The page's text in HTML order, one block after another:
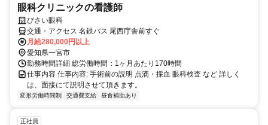
眼科クリニックの看護師
びさい眼科
交通・アクセス 名鉄バス 尾西庁舎前すぐ
月給280,000円以上
愛知県一宮市
勤務時間詳細 総労働時間：1ヶ月あたり170時間
仕事内容 仕事内容: 手術前の説明 点滴・採血 眼科検査 など 詳しく
は、面接にて説明させて頂きます。
変形労働時間制 交通費支給 昼食補助あり
正社員